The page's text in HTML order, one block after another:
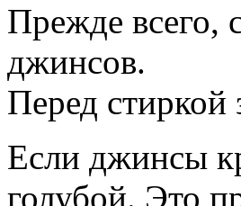
Прежде всего,
джинсов.
Перед стиркой
Если джинсы
голубой. Это